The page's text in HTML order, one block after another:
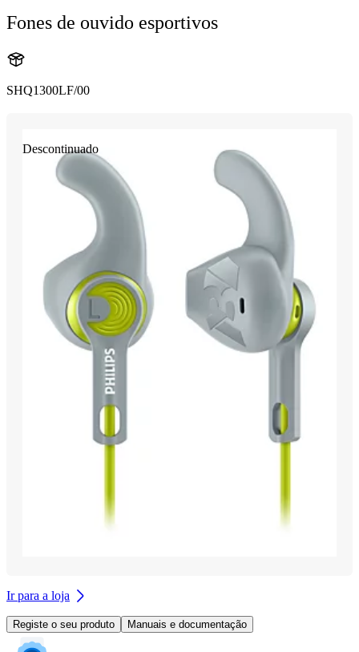
Fones de ouvido esportivos
SHQ1300LF/00
Descontinuado
Ir para a loja
Registe o seu produto Manuais e documentação